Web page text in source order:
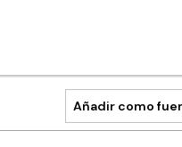
Añadir como